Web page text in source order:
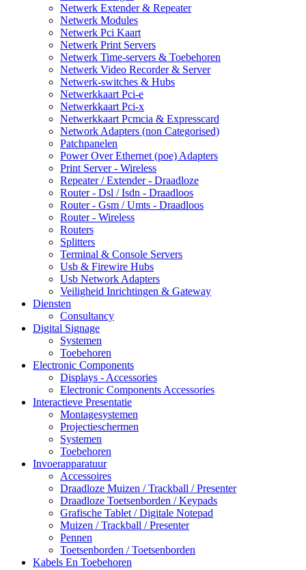
Netwerk Extender & Repeater
Netwerk Modules
Netwerk Pci Kaart
Netwerk Print Servers
Netwerk Time-servers & Toebehoren
Netwerk Video Recorder & Server
Netwerk-switches & Hubs
Netwerkkaart Pci-e
Netwerkkaart Pci-x
Netwerkkaart Pcmcia & Expresscard
Network Adapters (non Categorised)
Patchpanelen
Power Over Ethernet (poe) Adapters
Print Server - Wireless
Repeater / Extender - Draadloze
Router - Dsl / Isdn - Draadloos
Router - Gsm / Umts - Draadloos
Router - Wireless
Routers
Splitters
Terminal & Console Servers
Usb & Firewire Hubs
Usb Network Adapters
Veiligheid Inrichtingen & Gateway
Diensten
Consultancy
Digital Signage
Systemen
Toebehoren
Electronic Components
Displays - Accessories
Electronic Components Accessories
Interactieve Presentatie
Montagesystemen
Projectieschermen
Systemen
Toebehoren
Invoerapparatuur
Accessoires
Draadloze Muizen / Trackball / Presenter
Draadloze Toetsenborden / Keypads
Grafische Tablet / Digitale Notepad
Muizen / Trackball / Presenter
Pennen
Toetsenborden / Toetsenborden
Kabels En Toebehoren